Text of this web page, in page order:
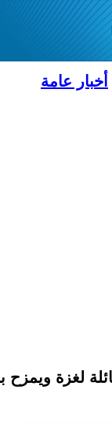
أخبار عامة
لغزة